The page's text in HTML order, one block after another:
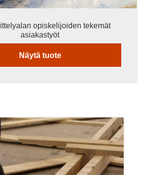
opiskelijoiden tekemät
asiakastyöt
Näytä tuote